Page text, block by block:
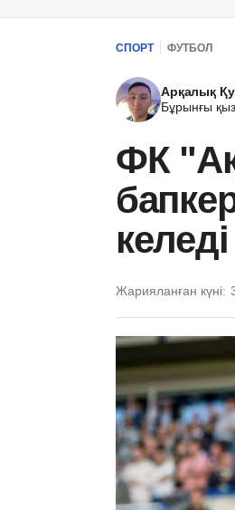
СПОРТ ФУТБОЛ
Арқалық
Бұрынғы
ФК
келеді
Жарияланған күні: